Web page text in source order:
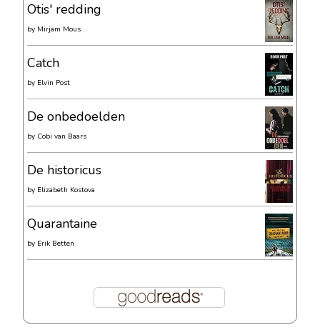
Otis' redding
by Mirjam Mous
Catch
by Elvin Post
De onbedoelden
by Cobi van Baars
De historicus
by Elizabeth Kostova
Quarantaine
by Erik Betten